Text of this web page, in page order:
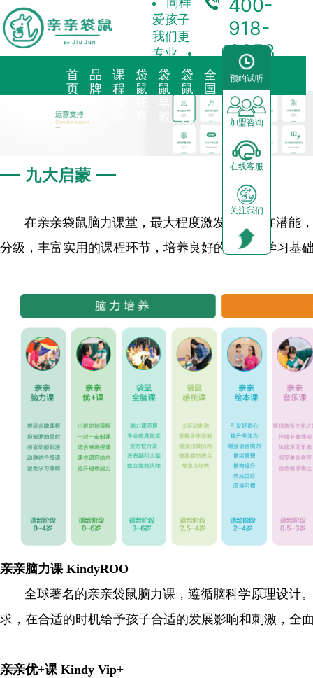
预约试听
加盟咨询
在线客服
关注我们
爱孩子
我们更
专业
400-
918-
3358
首
页
品
牌
海外KindyROO
社会荣誉历程
课
程
启蒙英语
袋
鼠
袋
鼠
亲子早教
袋
鼠
育
儿
全
国
中
心
预约试听
园区展示
合
作
加
盟
前景分析
运营支持
合作模式
— 九大启蒙 —
在亲亲袋鼠脑力课堂，最大程度激发孩子内在潜能
分级，丰富实用的课程环节，培养良好的习惯和学习基
亲亲脑力课 KindyROO
全球著名的亲亲袋鼠脑力课，遵循脑科学原理设计
求，在合适的时机给予孩子合适的发展影响和刺激，全
亲亲优+课 Kindy Vip+